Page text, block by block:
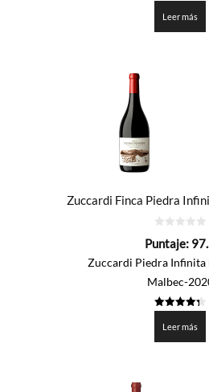
de 5
Leer más
Zuccardi Finca Piedra
de
Puntaje:
Zuccardi Piedra Infinita
Malbec-
de 5
Leer más